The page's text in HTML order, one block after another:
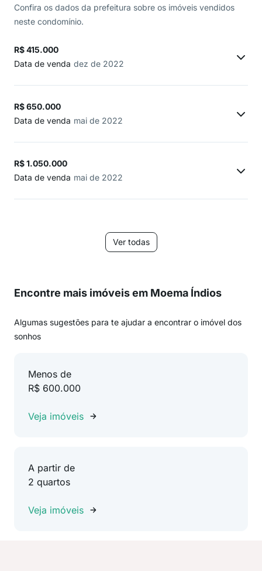
Confira os dados da prefeitura sobre os imóveis vendidos
neste condomínio.
R$ 415.000
Data de venda dez de 2022
R$ 650.000
Data de venda mai de 2022
R$ 1.050.000
Data de venda mai de 2022
Ver todas
Encontre mais imóveis em Moema Índios
Algumas sugestões para te ajudar a encontrar o imóvel dos
sonhos
Menos de
R$ 600.000
Veja imóveis
A partir de
2 quartos
Veja imóveis